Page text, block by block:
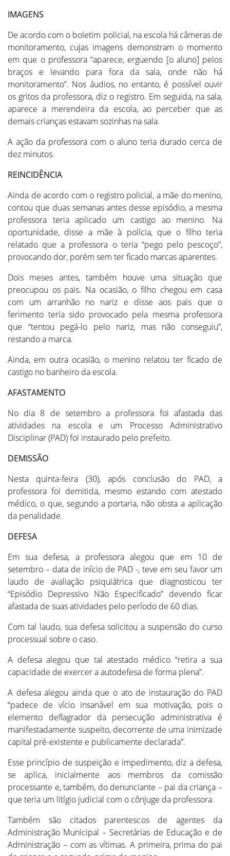
IMAGENS
De acordo com o boletim policial, na escola há câmeras de
monitoramento, cujas imagens demonstram o momento
em que o professora “aparece, erguendo [o aluno] pelos
braços e levando para fora da sala, onde não há
monitoramento”. Nos áudios, no entanto, é possível ouvir
os gritos da professora, diz o registro. Em seguida, na sala,
aparece a merendeira da escola, ao perceber que as
demais crianças estavam sozinhas na sala.
A ação da professora com o aluno teria durado cerca de
dez minutos.
REINCIDÊNCIA
Ainda de acordo com o registro policial, a mãe do menino,
contou que duas semanas antes desse episódio, a mesma
professora teria aplicado um castigo ao menino. Na
oportunidade, disse a mãe à polícia, que o filho teria
relatado que a professora o teria “pego pelo pescoço”,
provocando dor, porém sem ter ficado marcas aparentes.
Dois meses antes, também houve uma situação que
preocupou os pais. Na ocasião, o filho chegou em casa
com um arranhão no nariz e disse aos pais que o
ferimento teria sido provocado pela mesma professora
que “tentou pegá-lo pelo nariz, mas não conseguiu”,
restando a marca.
Ainda, em outra ocasião, o menino relatou ter ficado de
castigo no banheiro da escola.
AFASTAMENTO
No dia 8 de setembro a professora foi afastada das
atividades na escola e um Processo Administrativo
Disciplinar (PAD) foi instaurado pelo prefeito.
DEMISSÃO
Nesta quinta-feira (30), após conclusão do PAD, a
professora foi demitida, mesmo estando com atestado
médico, o que, segundo a portaria, não obsta a aplicação
da penalidade.
DEFESA
Em sua defesa, a professora alegou que em 10 de
setembro – data de início de PAD -, teve em seu favor um
laudo de avaliação psiquiátrica que diagnosticou ter
“Episódio Depressivo Não Especificado” devendo ficar
afastada de suas atividades pelo período de 60 dias.
Com tal laudo, sua defesa solicitou a suspensão do curso
processual sobre o caso.
A defesa alegou que tal atestado médico “retira a sua
capacidade de exercer a autodefesa de forma plena”.
A defesa alegou ainda que o ato de instauração do PAD
“padece de vício insanável em sua motivação, pois o
elemento deflagrador da persecução administrativa é
manifestadamente suspeito, decorrente de uma inimizade
capital pré-existente e publicamente declarada”.
Esse princípio de suspeição e impedimento, diz a defesa,
se aplica, inicialmente aos membros da comissão
processante e, também, do denunciante – pai da criança –
que teria um litígio judicial com o cônjuge da professora.
Também são citados parentescos de agentes da
Administração Municipal – Secretárias de Educação e de
Administração – com as vítimas. A primeira, prima do pai